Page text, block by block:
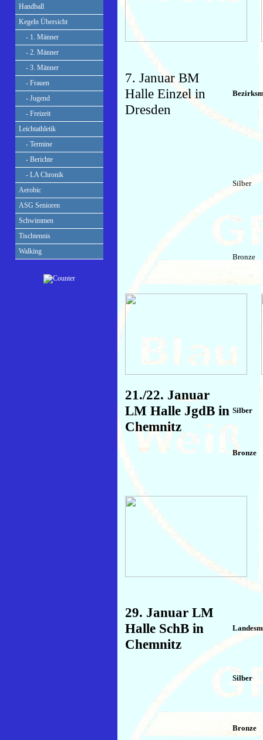
Handball
Kegeln Übersicht
- 1. Männer
- 2. Männer
- 3. Männer
- Frauen
- Jugend
- Freizeit
Leichtathletik
- Termine
- Berichte
- LA Chronik
Aerobic
ASG Senioren
Schwimmen
Tischtennis
Walking
7. Januar BM
Halle Einzel in
Dresden
Silber
Bronze
21./22. Januar
LM Halle JgdB in
Chemnitz
Silber
Bronze
29. Januar LM
Halle SchB in
Chemnitz
Silber
Bronze